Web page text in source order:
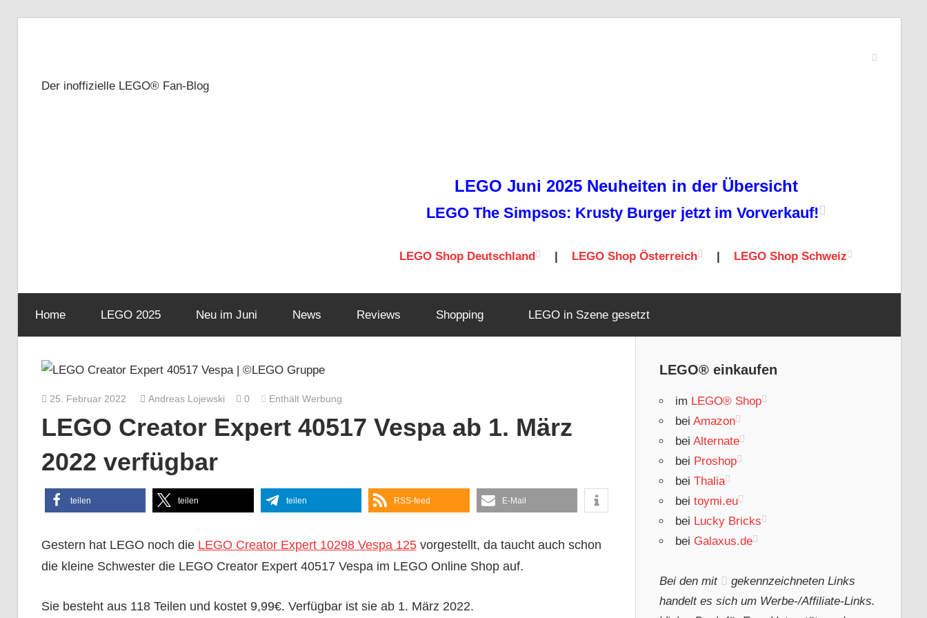
Der inoffizielle LEGO® Fan-Blog
LEGO Juni 2025 Neuheiten in der Übersicht
LEGO The Simpsos: Krusty Burger jetzt im Vorverkauf!
LEGO Shop Deutschland LEGO Shop Österreich LEGO Shop Schweiz
Home LEGO 2025 Neu im Juni News Reviews Shopping LEGO in Szene gesetzt
25. Februar 2022 Andreas Lojewski 0 Enthält Werbung
LEGO Creator Expert 40517 Vespa ab 1. März
2022 verfügbar
teilen teilen teilen RSS-feed E-Mail
Gestern hat LEGO noch die LEGO Creator Expert 10298 Vespa 125vorgestellt, da taucht auch schon
die kleine Schwester die LEGO Creator Expert 40517 Vespa im LEGO Online Shop auf.
Sie besteht aus 118 Teilen und kostet 9,99€. Verfügbar ist sie ab 1. März 2022.
LEGO® einkaufen
im LEGO® Shop
bei Amazon
bei Alternate
bei Proshop
bei Thalia
bei toymi.eu
bei Lucky Bricks
bei Galaxus.de
Bei den mit
gekennzeichneten Links
handelt es sich um Werbe-/Affiliate-Links.